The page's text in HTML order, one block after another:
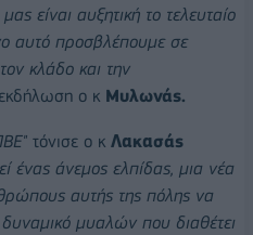
είναι αυξητική το τελευταίο
αυτό προσβλέπουμε σε
κλάδο και την
ο κ Μυλωνάς.
τόνισε ο κ Λακασάς
ένας άνεμος ελπίδας, μια νέα
αυτής της πόλης να
δυναμικό μυαλών που διαθέτει